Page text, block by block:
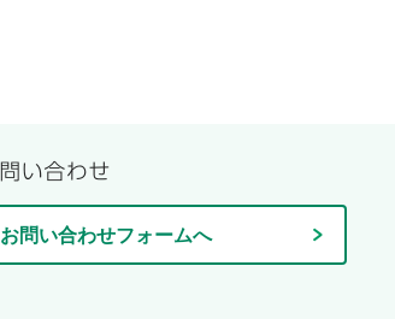
お問い合わせフォームへ